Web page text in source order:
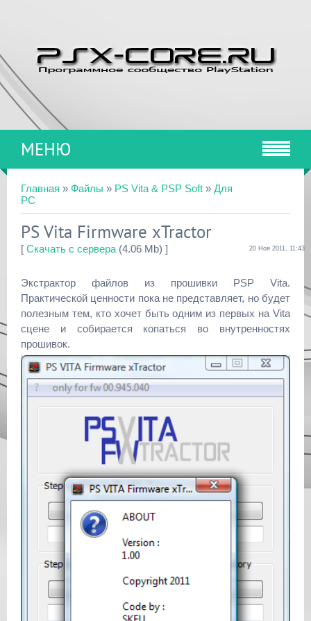
МЕНЮ
Главная » Файлы » PS Vita & PSP Soft » Для
PC
PS Vita Firmware xTractor
[ Скачать с сервера (4.06 Mb) ] 20 Ноя 2011, 11:43
Экстрактор файлов из прошивки PSP Vita.
Практической ценности пока не представляет, но будет
полезным тем, кто хочет быть одним из первых на Vita
сцене и собирается копаться во внутренностях
прошивок.